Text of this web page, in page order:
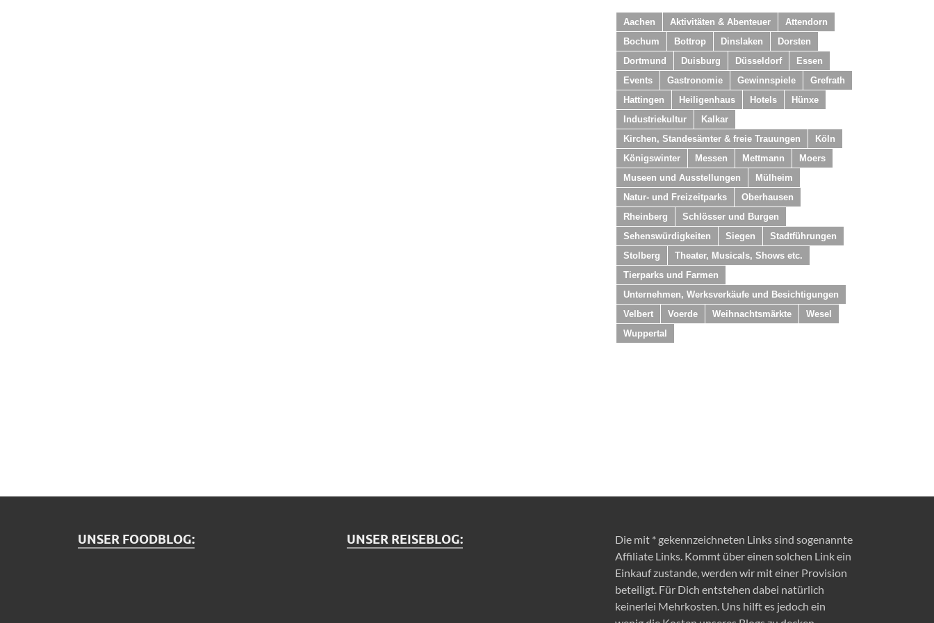
Aachen Aktivitäten & Abenteuer
Attendorn
Bochum
Bottrop Dinslaken
Dorsten
Dortmund
Duisburg Düsseldorf
Essen
Events
Gastronomie Gewinnspiele
Grefrath
Hattingen
Heiligenhaus Hotels
Hünxe
Industriekultur
Kalkar
Kirchen, Standesämter & freie Trauungen
Köln
Königswinter
Messen Mettmann
Moers
Museen und Ausstellungen
Mülheim
Natur- und Freizeitparks
Oberhausen
Rheinberg
Schlösser und Burgen
Sehenswürdigkeiten
Siegen
Stadtführungen
Stolberg
Theater, Musicals, Shows etc.
Tierparks und Farmen
Unternehmen, Werksverkäufe und Besichtigungen
Velbert
Voerde Weihnachtsmärkte
Wesel
Wuppertal
UNSER FOODBLOG: UNSER REISEBLOG:
Die mit * gekennzeichneten Links sind sogenannte
Affiliate Links. Kommt über einen solchen Link ein
Einkauf zustande, werden wir mit einer Provision
beteiligt. Für Dich entstehen dabei natürlich
keinerlei Mehrkosten. Uns hilft es jedoch ein